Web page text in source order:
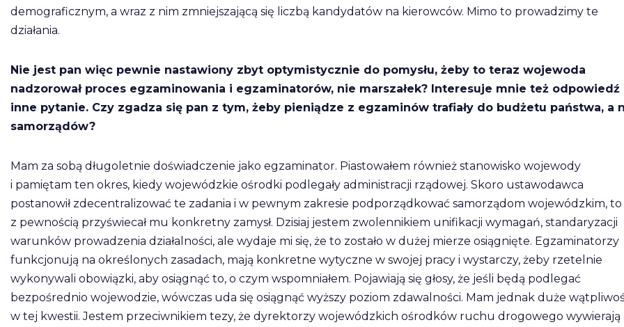
demograficznym, a wraz z nim zmniejszającą się liczbą kandydatów na kierowców. Mimo to prowadzimy te
działania.
Nie jest pan więc pewnie nastawiony zbyt optymistycznie do pomysłu, żeby to teraz wojewoda
nadzorował proces egzaminowania i egzaminatorów, nie marszałek? Interesuje mnie też odpowiedź
inne pytanie. Czy zgadza się pan z tym, żeby pieniądze z egzaminów trafiały do budżetu państwa, a
samorządów?
Mam za sobą długoletnie doświadczenie jako egzaminator. Piastowałem również stanowisko wojewody
i pamiętam ten okres, kiedy wojewódzkie ośrodki podlegały administracji rządowej. Skoro ustawodawca
postanowił zdecentralizować te zadania i w pewnym zakresie podporządkować samorządom wojewódzkim, to
z pewnością przyświecał mu konkretny zamysł. Dzisiaj jestem zwolennikiem unifikacji wymagań, standaryzacji
warunków prowadzenia działalności, ale wydaje mi się, że to zostało w dużej mierze osiągnięte. Egzaminatorzy
funkcjonują na określonych zasadach, mają konkretne wytyczne w swojej pracy i wystarczy, żeby rzetelnie
wykonywali obowiązki, aby osiągnąć to, o czym wspomniałem. Pojawiają się głosy, że jeśli będą podlegać
bezpośrednio wojewodzie, wówczas uda się osiągnąć wyższy poziom zdawalności. Mam jednak duże
w tej kwestii. Jestem przeciwnikiem tezy, że dyrektorzy wojewódzkich ośrodków ruchu drogowego wywierają